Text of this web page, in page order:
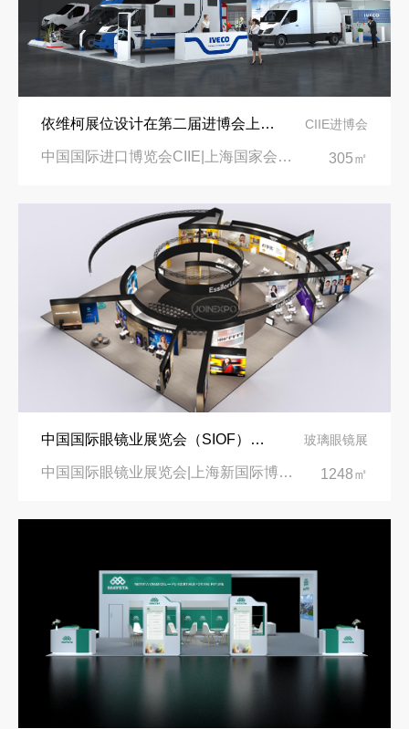
依维柯展位设计在第二届进博会上吸引万千瞩目 CIIE进博会
中国国际进口博览会CIIE|上海国家会展中心 305㎡
中国国际眼镜业展览会（SIOF）‌展台设计搭建-眼镜业巨头依视路陆逊梯卡 玻璃眼镜展
中国国际眼镜业展览会|上海新国际博览中心‌ 1248㎡